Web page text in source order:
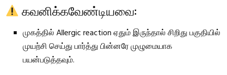
கவனிக்கவேண்டியவை:
முகத்தில் Allergic reaction ஏதும் இருந்தால் சிறிது பகுதியில்
முயற்சி செய்து பார்த்து பின்னரே முழுமையாக
பயன்படுத்தவும்.